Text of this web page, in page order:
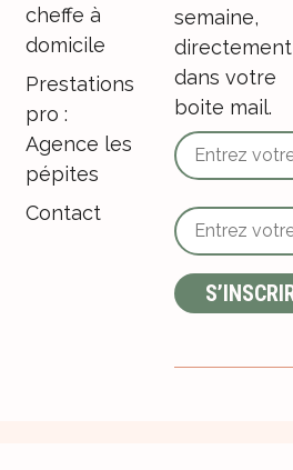
cheffe à
domicile
Prestations
pro :
Agence les
pépites
Contact
semaine,
directement
dans votre
boite mail.